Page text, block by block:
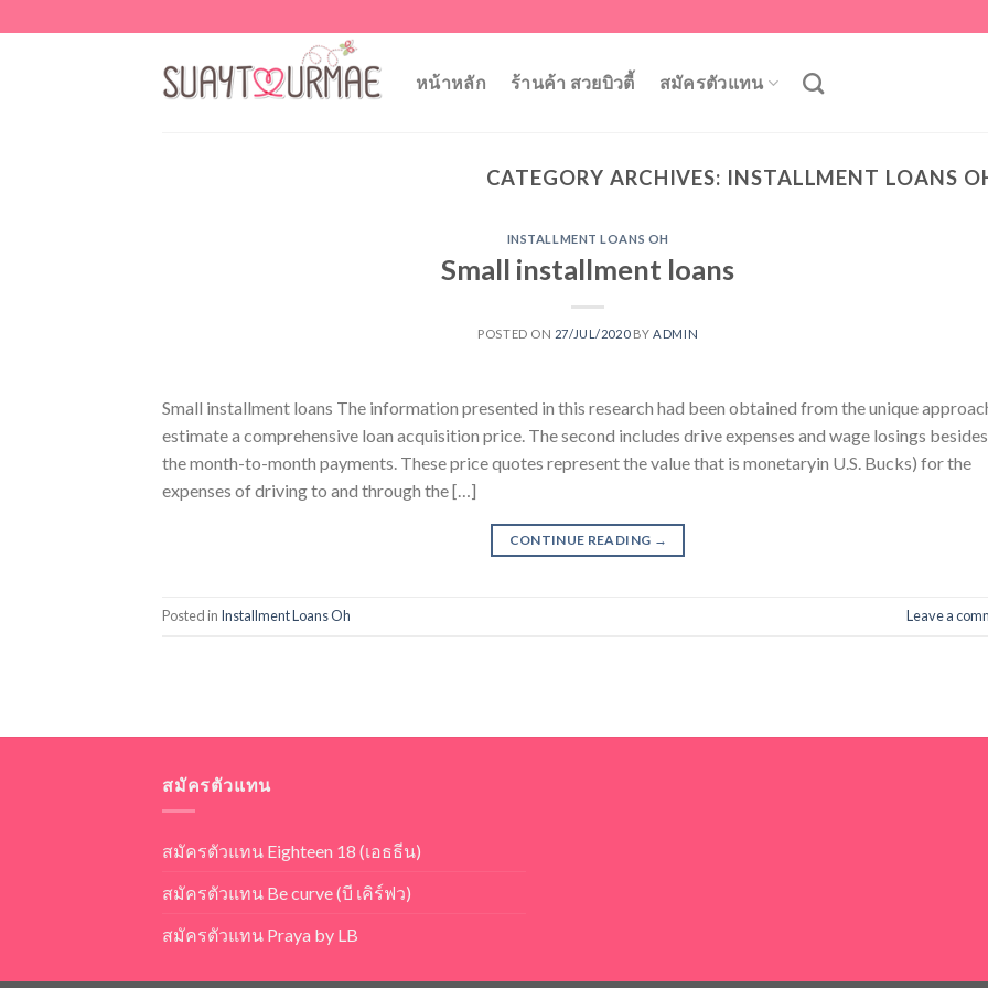
to
หน้าหลัก ร้านค้า สวยบิวตี้ สมัครตัวแทน
CATEGORY ARCHIVES: INSTALLMENT LOANS
INSTALLMENT LOANS OH
Small installment loans
POSTED ON 27/JUL/2020BYADMIN
Small installment loans The information presented in this research had been obtained from the unique
estimate a comprehensive loan acquisition price. The second includes drive expenses and wage losings besides
the month-to-month payments. These price quotes represent the value that is monetaryin U.S. Bucks) for the
expenses of driving to and through the […]
CONTINUE READING →
Posted in Installment Loans Oh Leave a
สมัครตัวแทน
สมัครตัวแทน Eighteen 18 (เอธธีน)
สมัครตัวแทน Be curve (บี เคิร์ฟว)
สมัครตัวแทน Praya by LB